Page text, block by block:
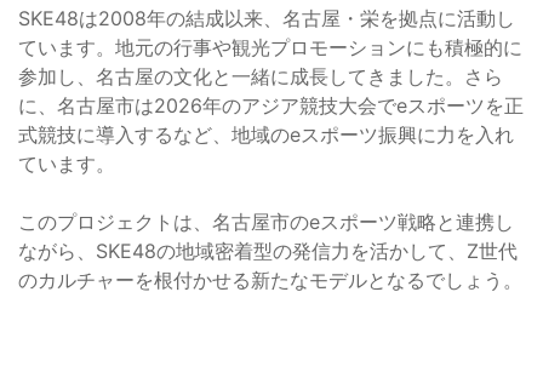
SKE48は2008年の結成以来、名古屋・栄を拠点に活動し
ています。地元の行事や観光プロモーションにも積極的に
参加し、名古屋の文化と一緒に成長してきました。さら
に、名古屋市は2026年のアジア競技大会でeスポーツを正
式競技に導入するなど、地域のeスポーツ振興に力を入れ
ています。
このプロジェクトは、名古屋市のeスポーツ戦略と連携し
ながら、SKE48の地域密着型の発信力を活かして、Z世代
のカルチャーを根付かせる新たなモデルとなるでしょう。